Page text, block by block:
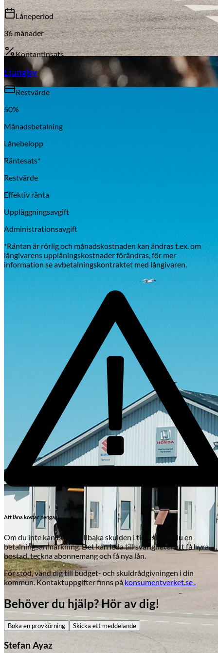
Aixiam
Skadeverkstad
Ljungby
Låneperiod
36månader
Kontantinsats
20%
Restvärde
50%
Månadsbetalning
Lånebelopp
Räntesats*
Restvärde
Effektiv ränta
Uppläggningsavgift
Administrationsavgift
*Räntan är rörlig och månadskostnaden kan ändras t.ex. om
långivarens upplåningskostnader förändras, för mer
information se avbetalningskontraktet med långivaren.
Att låna kostar pengar!
Om du inte kan betala tillbaka skulden i tid riskerar du en
betalningsanmärkning. Det kan leda till svårigheter att få hyra
bostad, teckna abonnemang och få nya lån.
För stöd, vänd dig till budget- och skuldrådgivningen i din
kommun. Kontaktuppgifter finns på konsumentverket.se .
Behöver du hjälp? Hör av dig!
Boka en provkörning Skicka ett meddelande
Stefan Ayaz